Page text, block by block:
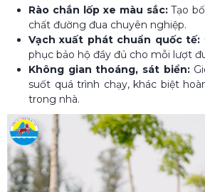
Rào chắn lốp xe màu sắc:Tạo
chất đường đua chuyên nghiệp.
Vạch xuất phát chuẩn quốc tế:
phục bảo hộ đầy đủ cho mỗi lượt
Không gian thoáng, sát biển:
suốt quá trình chạy, khác biệt
trong nhà.